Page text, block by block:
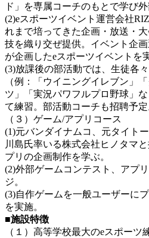
ド」を専属コーチのもとで学び
(2)eスポーツイベント運営会社
れまで培ってきた企画・放送・
技を織り交ぜ提供。イベント企
が企画したeスポーツイベントを
(3)放課後の部活動では、生徒各
（例：「ウイニングイレブン」
ツ」「実況パワフルプロ野球」
て練習。部活動コーチも招聘予定
（３）ゲーム/アプリコース
(1)元バンダイナムコ、元タイト
川島氏率いる株式会社ヒノタマ
プリの企画制作を学ぶ。
(2)外部ゲームコンテスト、アプ
ジ。
(3)自作ゲームを一般ユーザーに
を実施。
■施設特徴
（１）高等学校最大のeスポーツ